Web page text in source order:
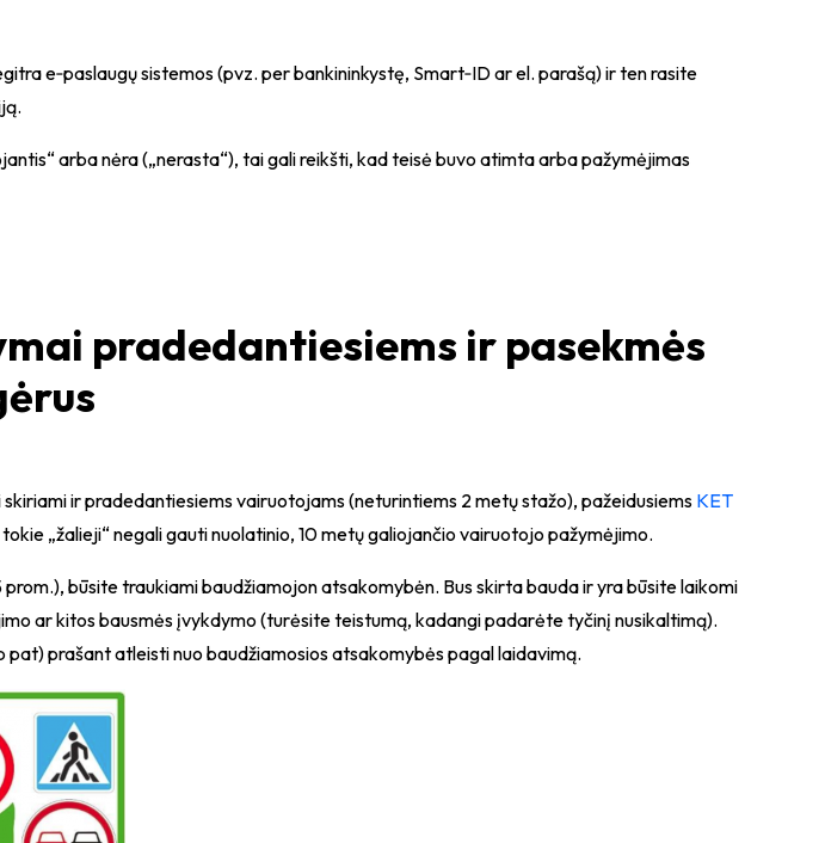
e‑paslaugų sistemos (pvz. per bankininkystę, Smart‑ID ar el. parašą) ir ten rasite
arba nėra („nerasta“), tai gali reikšti, kad teisė buvo atimta arba pažymėjimas
pradedantiesiems ir pasekmės
ir pradedantiesiems vairuotojams (neturintiems 2 metų stažo), pažeidusiems KET
„žalieji“ negali gauti nuolatinio, 10 metų galiojančio vairuotojo pažymėjimo.
prom.), būsite traukiami baudžiamojon atsakomybėn. Bus skirta bauda ir yra būsite laikomi
ar kitos bausmės įvykdymo (turėsite teistumą, kadangi padarėte tyčinį nusikaltimą).
prašant atleisti nuo baudžiamosios atsakomybės pagal laidavimą.